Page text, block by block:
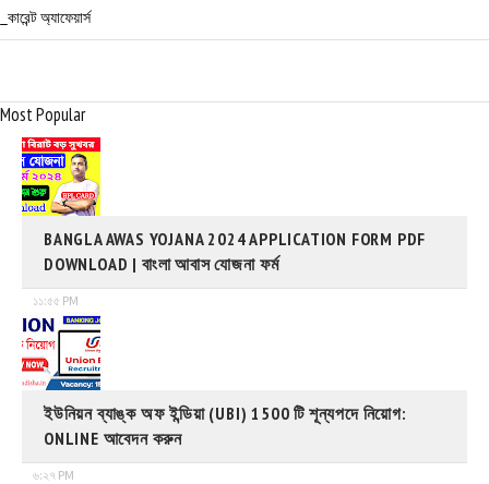
_কারেন্ট অ্যাফেয়ার্স
Most Popular
BANGLA AWAS YOJANA 2024 APPLICATION FORM PDF
DOWNLOAD | বাংলা আবাস যোজনা ফর্ম
১১:৫৫ PM
ইউনিয়ন ব্যাঙ্ক অফ ইন্ডিয়া (UBI) 1500 টি শূন্যপদে নিয়োগ:
ONLINE আবেদন করুন
৬:২৭ PM